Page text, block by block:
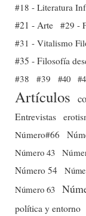
#18 - Literatura
#21 - Arte #29 -
#31 - Vitalismo
#35 - Filosofía
#38
#39 #40
Artículos
Entrevistas
Número#66
Número 43
Número 54
Número 63
política y entorno